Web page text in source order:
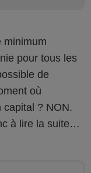
minimum
pour tous les
de
où
capital ? NON.
à lire la suite…